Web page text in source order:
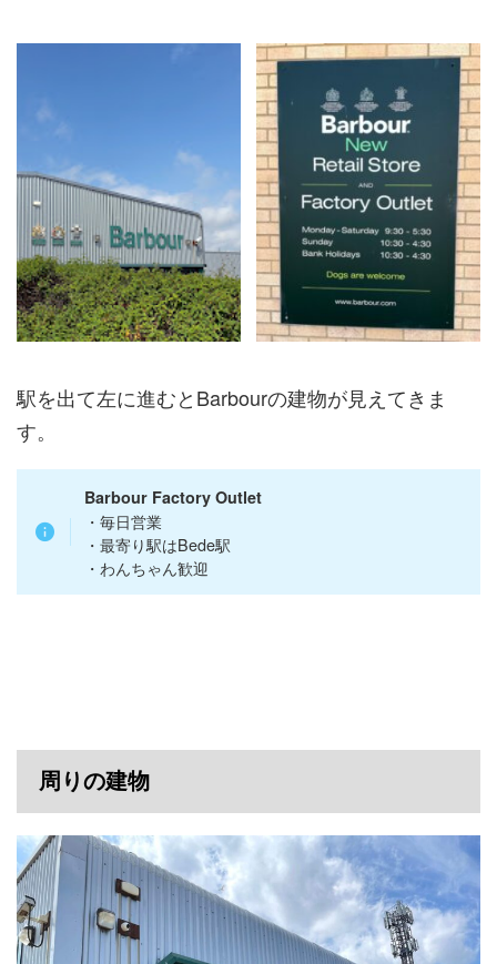
駅を出て左に進むとBarbourの建物が見えてきま
す。
Barbour Factory Outlet
・毎日営業
・最寄り駅はBede駅
・わんちゃん歓迎
周りの建物